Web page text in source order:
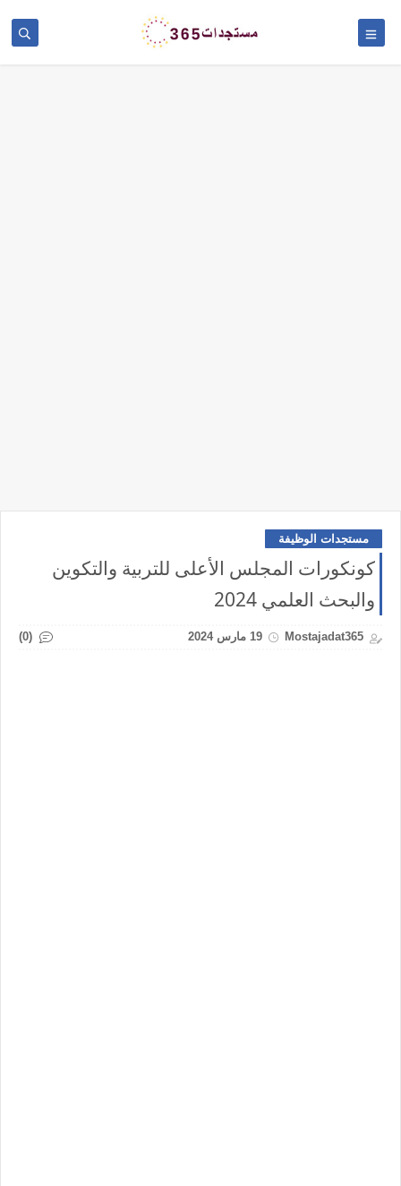
مستجدات الوظيفة
كونكورات المجلس الأعلى للتربية والتكوين
والبحث العلمي 2024
Mostajadat365 19 مارس 2024 (0)